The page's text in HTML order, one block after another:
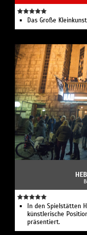
Das Große
In den Spielstätten
künstlerische
präsentiert.